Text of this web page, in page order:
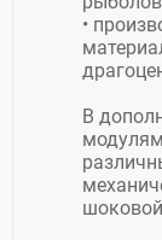
•
В